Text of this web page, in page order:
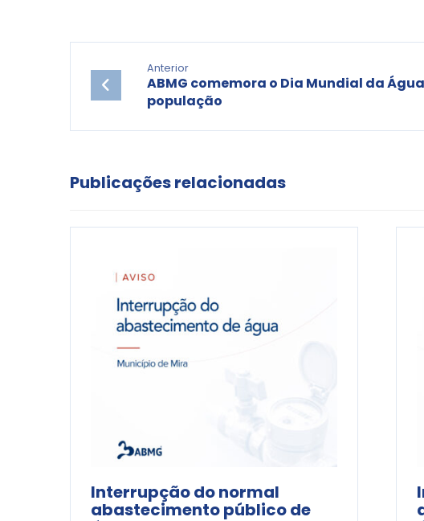
Anterior
ABMG comemora o Dia Mundial da
população
Publicações relacionadas
Interrupção do normal
abastecimento público de